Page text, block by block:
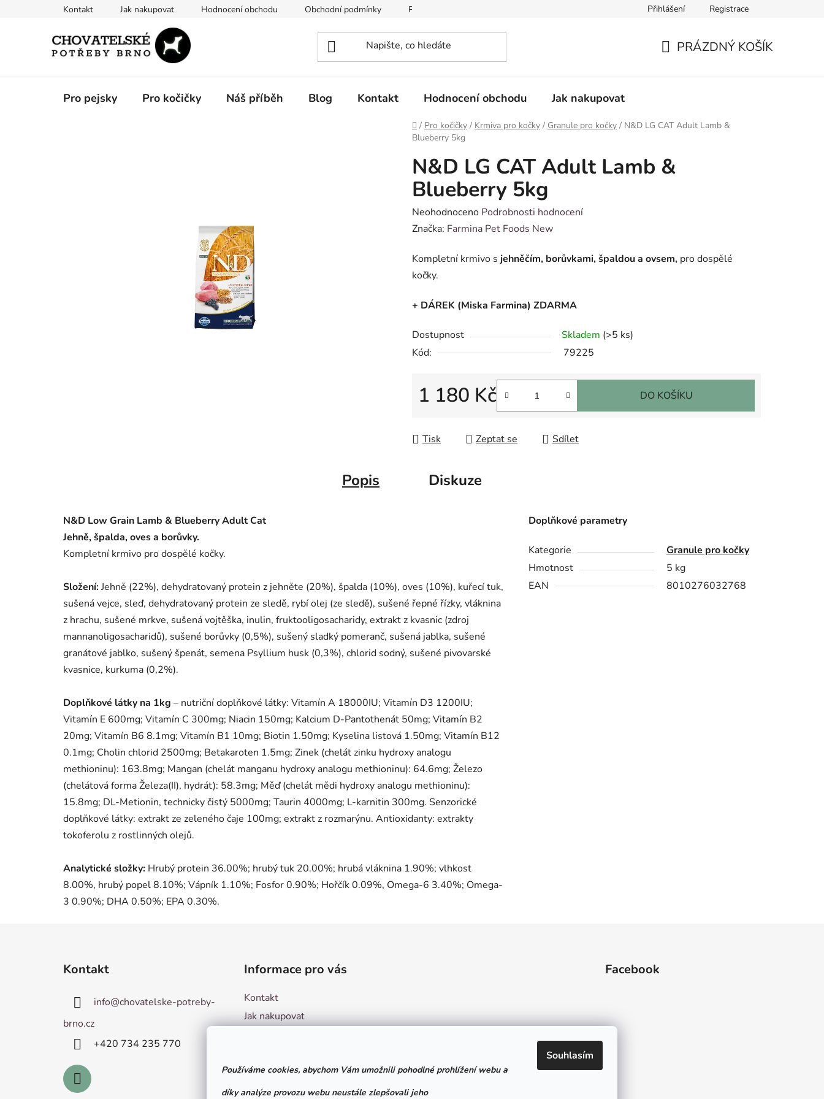
Používáme cookies, abychom Vám umožnili pohodlné prohlížení webu a
díky analýze provozu webu neustále zlepšovali jeho
Souhlasím
Kontakt Jak nakupovat Hodnocení obchodu Obchodní podmínky Podmínky ochrany osobních údajů Vzorový formulář pro odstoupení od smlouvy
Přihlášení Registrace
PRÁZDNÝ KOŠÍK
Pro pejsky Pro kočičky Náš příběh Blog Kontakt Hodnocení obchodu Jak nakupovat
Domů
/ Pro kočičky / Krmiva pro kočky / Granule pro kočky / N&D LG CAT Adult Lamb &
Blueberry 5kg
N&D LG CAT Adult Lamb &
Blueberry 5kg
Průměrné
hodnocení
je
0,0
5
hvězdiček.
Neohodnoceno Podrobnosti hodnocení
Značka: Farmina Pet Foods New
Kompletní krmivo s jehněčím, borůvkami, špaldou a ovsem, pro dospělé
kočky.
+ DÁREK (Miska Farmina) ZDARMA
Dostupnost Skladem (>5 ks)
Kód:
79225
1 180 Kč DO KOŠÍKU
Tisk Zeptat se Sdílet
Popis Diskuze
N&D Low Grain Lamb & Blueberry Adult Cat
Jehně, špalda, oves a borůvky.
Kompletní krmivo pro dospělé kočky.
Složení:Jehně (22%), dehydratovaný protein z jehněte (20%), špalda (10%), oves (10%), kuřecí tuk,
sušená vejce, sleď, dehydratovaný protein ze sledě, rybí olej (ze sledě), sušené řepné řízky, vláknina
z hrachu, sušené mrkve, sušená vojtěška, inulin, fruktooligosacharidy, extrakt z kvasnic (zdroj
mannanoligosacharidů), sušené borůvky (0,5%), sušený sladký pomeranč, sušená jablka, sušené
granátové jablko, sušený špenát, semena Psyllium husk (0,3%), chlorid sodný, sušené pivovarské
kvasnice, kurkuma (0,2%).
Doplňkové látky na 1kg – nutriční doplňkové látky: Vitamín A 18000IU; Vitamín D3 1200IU;
Vitamín E 600mg; Vitamín C 300mg; Niacin 150mg; Kalcium D-Pantothenát 50mg; Vitamín B2
20mg; Vitamín B6 8.1mg; Vitamín B1 10mg; Biotin 1.50mg; Kyselina listová 1.50mg; Vitamín B12
0.1mg; Cholin chlorid 2500mg; Betakaroten 1.5mg; Zinek (chelát zinku hydroxy analogu
methioninu): 163.8mg; Mangan (chelát manganu hydroxy analogu methioninu): 64.6mg; Železo
(chelátová forma Železa(II), hydrát): 58.3mg; Měď (chelát mědi hydroxy analogu methioninu):
15.8mg; DL-Metionin, technicky čistý 5000mg; Taurin 4000mg; L-karnitin 300mg. Senzorické
doplňkové látky: extrakt ze zeleného čaje 100mg; extrakt z rozmarýnu. Antioxidanty: extrakty
tokoferolu z rostlinných olejů.
Analytické složky: Hrubý protein 36.00%; hrubý tuk 20.00%; hrubá vláknina 1.90%; vlhkost
8.00%, hrubý popel 8.10%; Vápník 1.10%; Fosfor 0.90%; Hořčík 0.09%, Omega-6 3.40%; Omega-
3 0.90%; DHA 0.50%; EPA 0.30%.
Doplňkové parametry
Kategorie
Granule pro kočky
Hmotnost
5 kg
EAN
8010276032768
Kontakt
info@chovatelske-potreby-
brno.cz
+420 ­734 235 770
Informace pro vás
Kontakt
Jak nakupovat
Podmínky ochrany osobních údajů
Vzorový formulář pro odstoupení
Facebook